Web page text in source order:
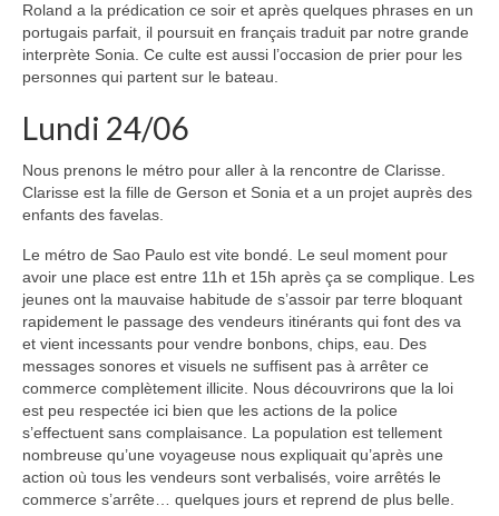
Roland a la prédication ce soir et après quelques phrases en un
portugais parfait, il poursuit en français traduit par notre grande
interprète Sonia. Ce culte est aussi l’occasion de prier pour les
personnes qui partent sur le bateau.
Lundi 24/06
Nous prenons le métro pour aller à la rencontre de Clarisse.
Clarisse est la fille de Gerson et Sonia et a un projet auprès des
enfants des favelas.
Le métro de Sao Paulo est vite bondé. Le seul moment pour
avoir une place est entre 11h et 15h après ça se complique. Les
jeunes ont la mauvaise habitude de s’assoir par terre bloquant
rapidement le passage des vendeurs itinérants qui font des va
et vient incessants pour vendre bonbons, chips, eau. Des
messages sonores et visuels ne suffisent pas à arrêter ce
commerce complètement illicite. Nous découvrirons que la loi
est peu respectée ici bien que les actions de la police
s’effectuent sans complaisance. La population est tellement
nombreuse qu’une voyageuse nous expliquait qu’après une
action où tous les vendeurs sont verbalisés, voire arrêtés le
commerce s’arrête… quelques jours et reprend de plus belle.